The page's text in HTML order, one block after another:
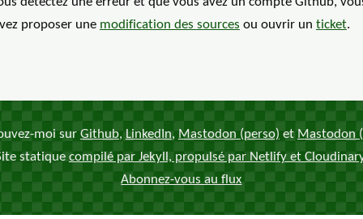
proposer une modification des sources ou ouvrir un ticket.
moi sur Github, LinkedIn, Mastodon (perso) et Mastodon
statique compilé par Jekyll, propulsé par Netlify et
Abonnez-vous au flux